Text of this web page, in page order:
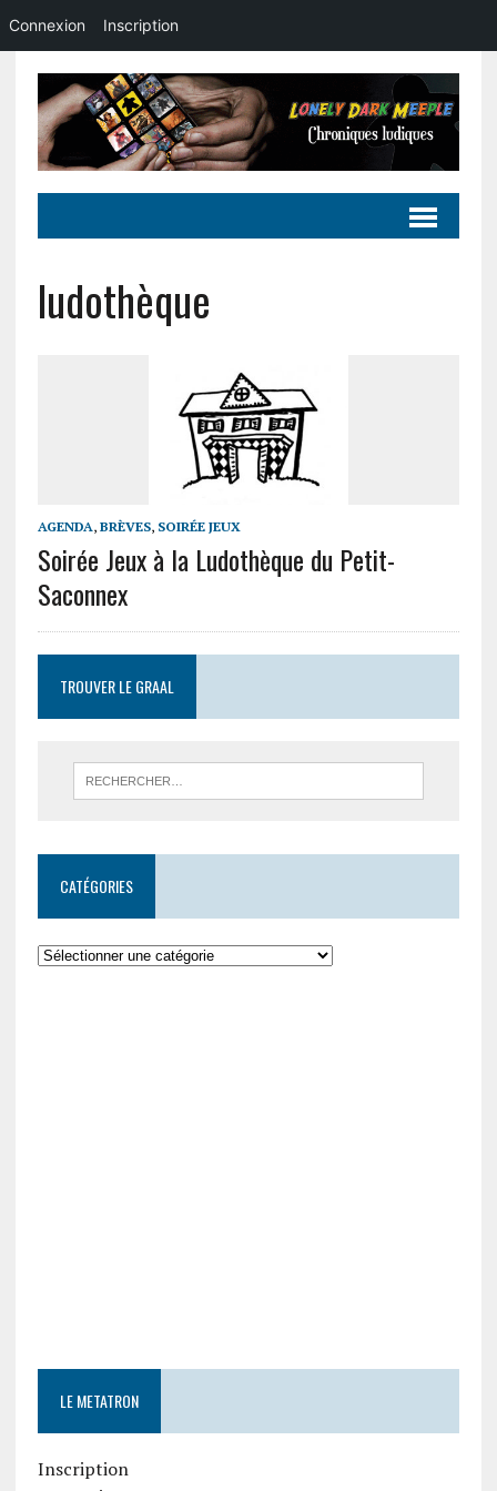
ludothèque
AGENDA, BRÈVES, SOIRÉE JEUX
Soirée Jeux à la Ludothèque du Petit-
Saconnex
TROUVER LE GRAAL
CATÉGORIES
LE METATRON
Inscription
Connexion Inscription